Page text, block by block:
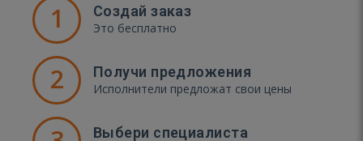
1 Создай заказ
Это бесплатно
2 Получи предложения
Исполнители предложат свои цены
Выбери специалиста